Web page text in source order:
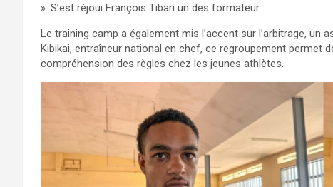
». S’est réjoui François Tibari un des formateur .
Le training camp a également mis l’accent sur l’arbitrage, un
Kibikai, entraîneur national en chef, ce regroupement permet
compréhension des règles chez les jeunes athlètes.